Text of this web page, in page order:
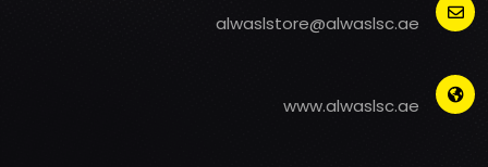
alwaslstore@alwaslsc.ae
www.alwaslsc.ae